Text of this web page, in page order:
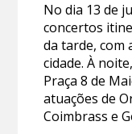
No dia 13 de
concertos
da tarde, com
cidade. À
Praça 8 de
atuações de
Coimbrass e